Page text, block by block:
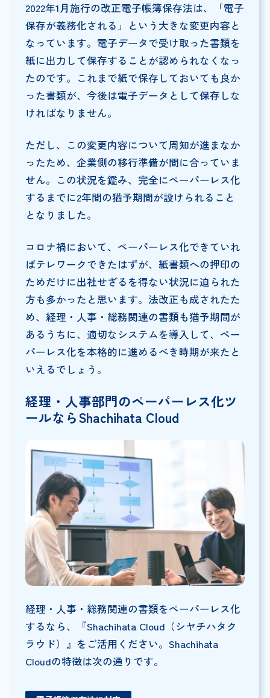
2022年1月施行の改正電子帳簿保存法は、「電子
保存が義務化される」という大きな変更内容と
なっています。電子データで受け取った書類を
紙に出力して保存することが認められなくなっ
たのです。これまで紙で保存しておいても良か
った書類が、今後は電子データとして保存しな
ければなりません。
ただし、この変更内容について周知が進まなか
ったため、企業側の移行準備が間に合っていま
せん。この状況を鑑み、完全にペーパーレス化
するまでに2年間の猶予期間が設けられること
となりました。
コロナ禍において、ペーパーレス化できていれ
ばテレワークできたはずが、紙書類への押印の
ためだけに出社せざるを得ない状況に迫られた
方も多かったと思います。法改正も成されたた
め、経理・人事・総務関連の書類も猶予期間が
あるうちに、適切なシステムを導入して、ペー
パーレス化を本格的に進めるべき時期が来たと
いえるでしょう。
経理・人事部門のペーパーレス化ツ
ールならShachihata Cloud
経理・人事・総務関連の書類をペーパーレス化
するなら、『Shachihata Cloud（シヤチハタク
ラウド）』をご活用ください。Shachihata
Cloudの特徴は次の通りです。